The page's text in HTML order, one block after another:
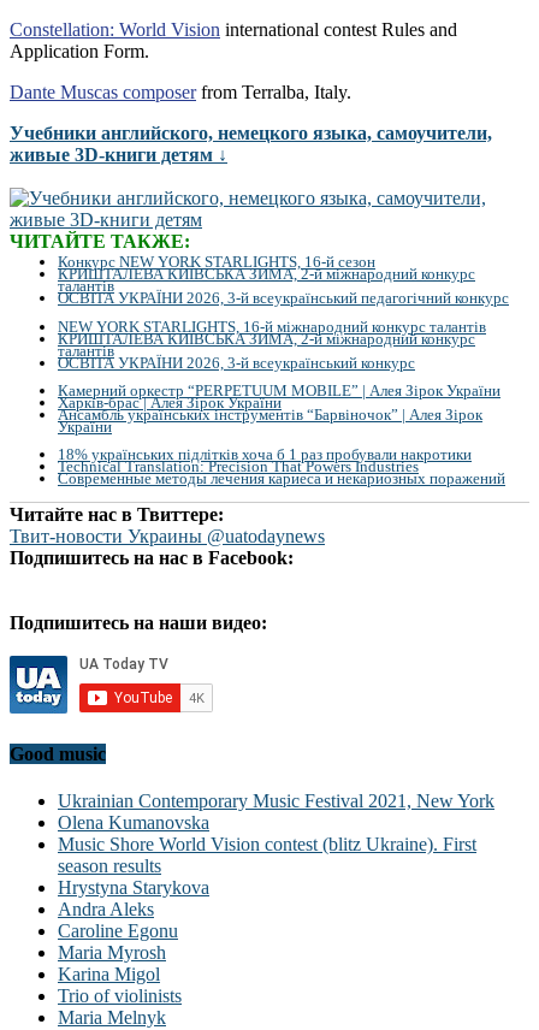
Constellation: World Vision international contest Rules and
Application Form.
Dante Muscas composerfrom Terralba, Italy.
Учебники английского, немецкого языка, самоучители,
живые 3D-книги детям ↓
ЧИТАЙТЕ ТАКЖЕ:
Конкурс NEW YORK STARLIGHTS, 16-й сезон
КРИШТАЛЕВА КИЇВСЬКА ЗИМА, 2-й міжнародний конкурс
талантів
ОСВІТА УКРАЇНИ 2026, 3-й всеукраїнський педагогічний конкурс
NEW YORK STARLIGHTS, 16-й міжнародний конкурс талантів
КРИШТАЛЕВА КИЇВСЬКА ЗИМА, 2-й міжнародний конкурс
талантів
ОСВІТА УКРАЇНИ 2026, 3-й всеукраїнський конкурс
Камерний оркестр “PERPETUUM MOBILE” | Алея Зірок України
Харків-брас | Алея Зірок України
Ансамбль українських інструментів “Барвіночок” | Алея Зірок
України
18% українських підлітків хоча б 1 раз пробували накротики
Technical Translation: Precision That Powers Industries
Современные методы лечения кариеса и некариозных поражений
Читайте нас в Твиттере:
Твит-новости Украины @uatodaynews
Подпишитесь на нас в Facebook:
Подпишитесь на наши видео:
Good music
Ukrainian Contemporary Music Festival 2021, New York
Olena Kumanovska
Music Shore World Vision contest (blitz Ukraine). First
season results
Hrystyna Starykova
Andra Aleks
Caroline Egonu
Maria Myrosh
Karina Migol
Trio of violinists
Maria Melnyk